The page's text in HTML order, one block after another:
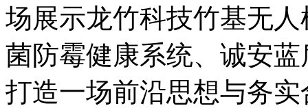
场展示龙竹科技竹基无
菌防霉健康系统、诚安
打造一场前沿思想与务